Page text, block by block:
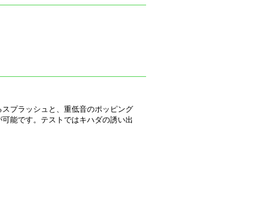
プラッシュと、重低音のポッピング
能です。テストではキハダの誘い出